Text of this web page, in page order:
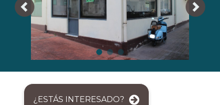
Anterior
¿ESTÁS INTERESADO?